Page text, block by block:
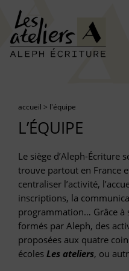
accueil > l'équipe
L’ÉQUIPE
Le siège d’Aleph-Écriture
trouve partout en France
centraliser l’activité,
inscriptions, la
programmation… Grâce à
formés par Aleph, des
proposées aux quatre
écolesLes ateliers, ou